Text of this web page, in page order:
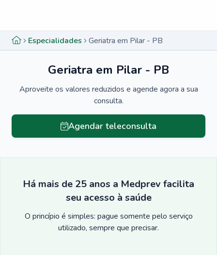
Especialidades Geriatra em Pilar - PB
Geriatra em Pilar - PB
Aproveite os valores reduzidos e agende agora a sua
consulta.
Agendar teleconsulta
Há mais de 25 anos a Medprev facilita
seu acesso à saúde
O princípio é simples: pague somente pelo serviço
utilizado, sempre que precisar.